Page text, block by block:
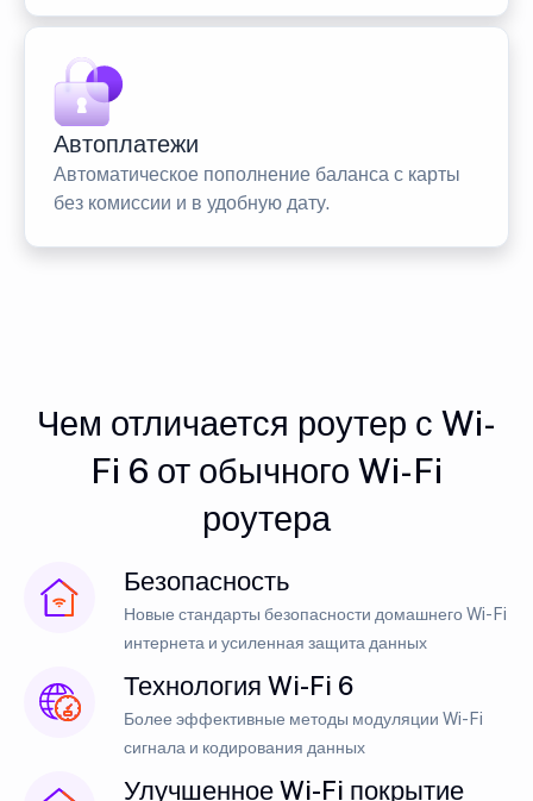
Автоплатежи
Автоматическое пополнение баланса с карты
без комиссии и в удобную дату.
Чем отличается роутер с Wi-
Fi 6 от обычного Wi-Fi
роутера
Безопасность
Новые стандарты безопасности домашнего Wi-Fi
интернета и усиленная защита данных
Технология Wi-Fi 6
Более эффективные методы модуляции Wi-Fi
сигнала и кодирования данных
Улучшенное Wi-Fi покрытие